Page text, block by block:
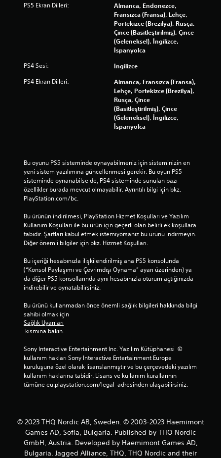
PS5 Ekran Dilleri:
Almanca, Endonezce,
Fransızca (Fransa), Lehçe,
Portekizce (Brezilya), Rusça,
Çince (Basitleştirilmiş), Çince
(Geleneksel), İngilizce,
İspanyolca
PS4 Sesi: İngilizce
PS4 Ekran Dilleri:
Almanca, Fransızca (Fransa),
Lehçe, Portekizce (Brezilya),
Rusça, Çince
(Basitleştirilmiş), Çince
(Geleneksel), İngilizce,
İspanyolca
Bu oyunu PS5 sisteminde oynayabilmeniz için sisteminizin en
yeni sistem yazılımına güncellenmesi gerekir. Bu oyun PS5
sisteminde oynanabilse de, PS4 sisteminde sunulan bazı
özellikler burada mevcut olmayabilir. Ayrıntılı bilgi için bkz.
PlayStation.com/bc.
Bu ürünün indirilmesi, PlayStation Hizmet Koşulları ve Yazılım
Kullanım Koşulları ile bu ürün için geçerli olan belirli ek koşullara
tabidir. Şartları kabul etmek istemiyorsanız bu ürünü indirmeyin.
Diğer önemli bilgiler için bkz. Hizmet Koşulları.
Bu içeriği hesabınızla ilişkilendirilmiş ana PS5 konsolunda
(“Konsol Paylaşımı ve Çevrimdışı Oynama” ayarı üzerinden) ya
da diğer PS5 konsollarında aynı hesabınızla oturum açtığınızda
indirebilir ve oynatabilirsiniz.
Bu ürünü kullanmadan önce önemli sağlık bilgileri hakkında bilgi
sahibi olmak için
Sağlık Uyarıları
kısmına bakın.
Sony Interactive Entertainment Inc. Yazılım Kütüphanesi  ©
kullanım hakları Sony Interactive Entertainment Europe
kuruluşuna özel olarak lisanslanmıştır ve bu çerçevedeki yazılım
kullanım haklarına tabidir. Lisans ve kullanım kurallarının
tümüne eu.playstation.com/legal  adresinden ulaşabilirsiniz.
© 2023 THQ Nordic AB, Sweden. © 2003-2023 Haemimont
Games AD, Sofia, Bulgaria. Published by THQ Nordic
GmbH, Austria. Developed by Haemimont Games AD,
Bulgaria. Jagged Alliance, THQ, THQ Nordic and their